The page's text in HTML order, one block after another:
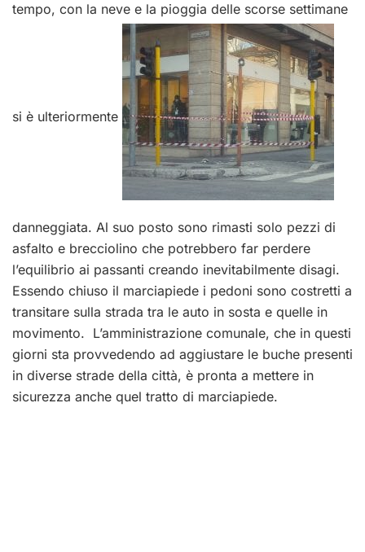
tempo, con la neve e la pioggia delle scorse settimane
si è ulteriormente
danneggiata. Al suo posto sono rimasti solo pezzi di
asfalto e brecciolino che potrebbero far perdere
l’equilibrio ai passanti creando inevitabilmente disagi.
Essendo chiuso il marciapiede i pedoni sono costretti a
transitare sulla strada tra le auto in sosta e quelle in
movimento. L’amministrazione comunale, che in questi
giorni sta provvedendo ad aggiustare le buche presenti
in diverse strade della città, è pronta a mettere in
sicurezza anche quel tratto di marciapiede.